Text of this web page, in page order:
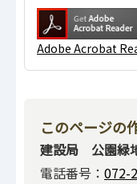
Adobe Acrobat
このページの
建設局 公園緑
電話番号： 072-